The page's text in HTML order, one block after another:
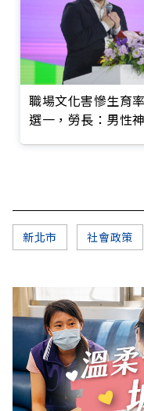
職場文化害慘生育
選一，勞長：男性
新北市 社會政策